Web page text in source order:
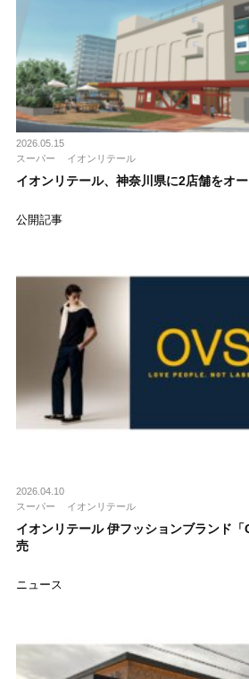
2026.05.15
スーパー
イオンリテール
イオンリテール、神奈川県に2店舗をオ
公開記事
2026.04.10
スーパー
イオンリテール
イオンリテール 伊フッションブランド
売
ニュース